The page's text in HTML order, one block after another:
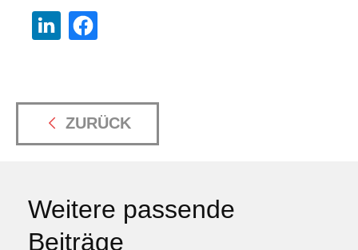
ZURÜCK
Weitere passende
Beiträge